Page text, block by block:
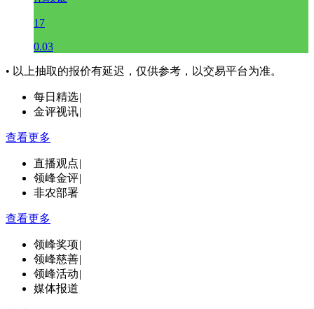
17
0.03
• 以上抽取的报价有延迟，仅供参考，以交易平台为准。
每日精选|
金评视讯|
查看更多
直播观点|
领峰金评|
非农部署
查看更多
领峰奖项|
领峰慈善|
领峰活动|
媒体报道